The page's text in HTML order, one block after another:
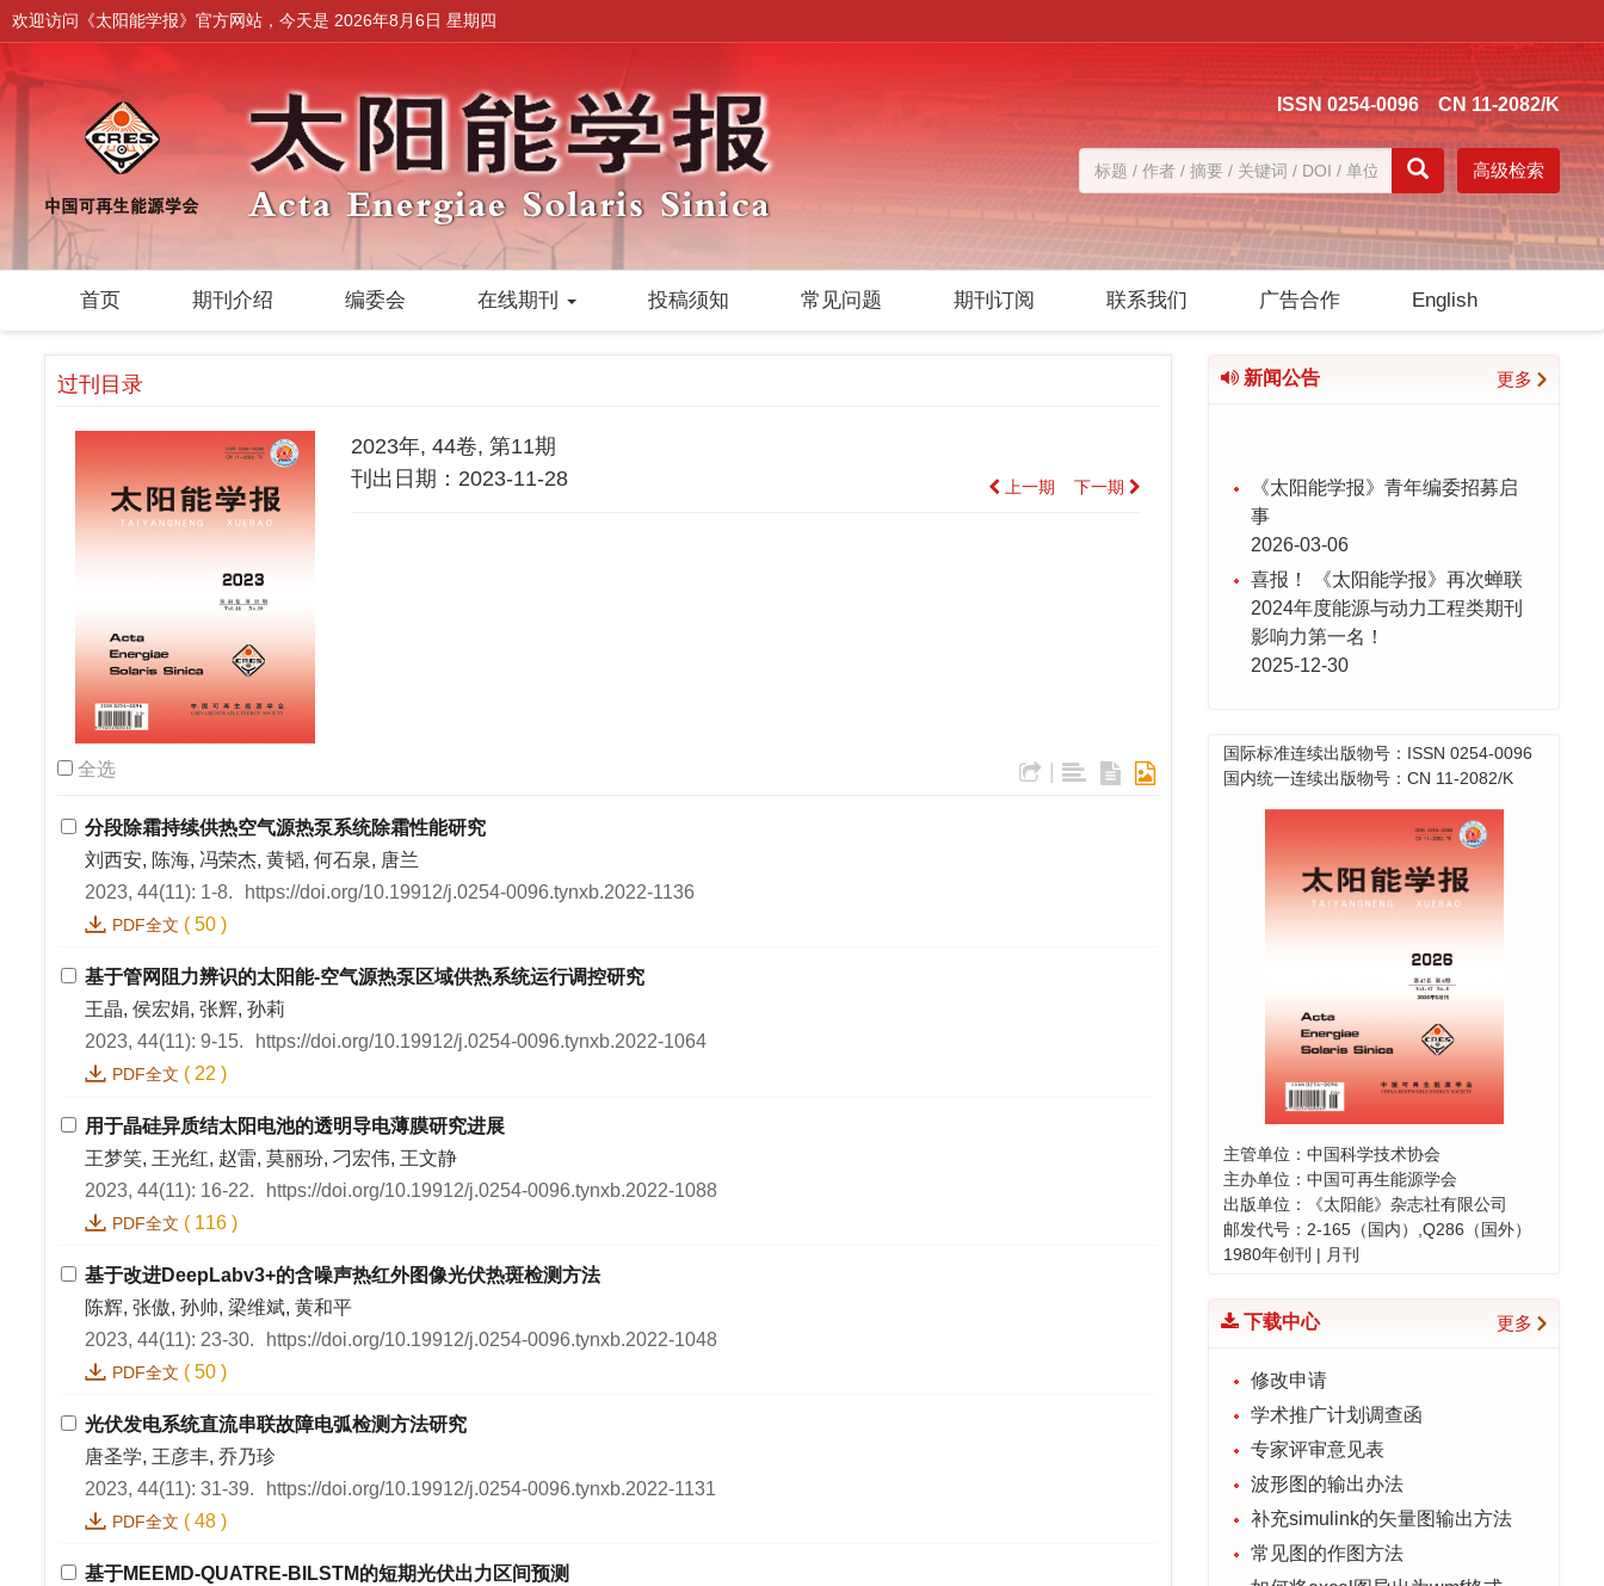
欢迎访问《太阳能学报》官方网站，今天是 2026年8月6日 星期四
ISSN 0254-0096 CN 11-2082/K
高级检索
首页 期刊介绍 编委会 在线期刊 投稿须知 常见问题 期刊订阅 联系我们 广告合作 English
过刊目录
2023年, 44卷, 第11期
刊出日期：2023-11-28
上一期 下一期
全选 |
分段除霜持续供热空气源热泵系统除霜性能研究
刘西安, 陈海, 冯荣杰, 黄韬, 何石泉, 唐兰
2023, 44(11): 1-8.
https://doi.org/10.19912/j.0254-0096.tynxb.2022-1136
PDF全文 ( 50 )
基于管网阻力辨识的太阳能-空气源热泵区域供热系统运行调控研究
王晶, 侯宏娟, 张辉, 孙莉
2023, 44(11): 9-15.
https://doi.org/10.19912/j.0254-0096.tynxb.2022-1064
PDF全文 ( 22 )
用于晶硅异质结太阳电池的透明导电薄膜研究进展
王梦笑, 王光红, 赵雷, 莫丽玢, 刁宏伟, 王文静
2023, 44(11): 16-22.
https://doi.org/10.19912/j.0254-0096.tynxb.2022-1088
PDF全文 ( 116 )
基于改进DeepLabv3+的含噪声热红外图像光伏热斑检测方法
陈辉, 张傲, 孙帅, 梁维斌, 黄和平
2023, 44(11): 23-30.
https://doi.org/10.19912/j.0254-0096.tynxb.2022-1048
PDF全文 ( 50 )
光伏发电系统直流串联故障电弧检测方法研究
唐圣学, 王彦丰, 乔乃珍
2023, 44(11): 31-39.
https://doi.org/10.19912/j.0254-0096.tynxb.2022-1131
PDF全文 ( 48 )
基于MEEMD-QUATRE-BILSTM的短期光伏出力区间预测
新闻公告 更多
事
2026-03-06
2024年度能源与动力工程类期刊
影响力第一名！
2025-12-30
采编系统升级维护公告
2025-11-28
喜报！ 2025年度《太阳能学报》
20篇论文入选 “领跑者5000—中
国精品科技期刊顶尖论文”
2025-11-17
与动力工程类期刊影响力榜首！
喜报！ 《太阳能学报》19篇论文
入选 “领跑者 5000—中国精品科
技期刊顶尖论文”
2024-10-22
编辑部创建读者服务群的通知
2024-04-19
喜报！《太阳能学报》荣登能源
与动力工程类期刊影响力榜首！
2023-12-06
知
国际标准连续出版物号：ISSN 0254-0096
国内统一连续出版物号：CN 11-2082/K
主管单位：中国科学技术协会
主办单位：中国可再生能源学会
出版单位：《太阳能》杂志社有限公司
邮发代号：2-165（国内）,Q286（国外）
1980年创刊 | 月刊
下载中心 更多
修改申请
学术推广计划调查函
专家评审意见表
波形图的输出办法
补充simulink的矢量图输出方法
常见图的作图方法